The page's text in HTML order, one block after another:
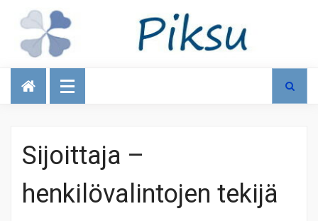
Talous
Sijoittaja –
henkilövalintojen tekijä